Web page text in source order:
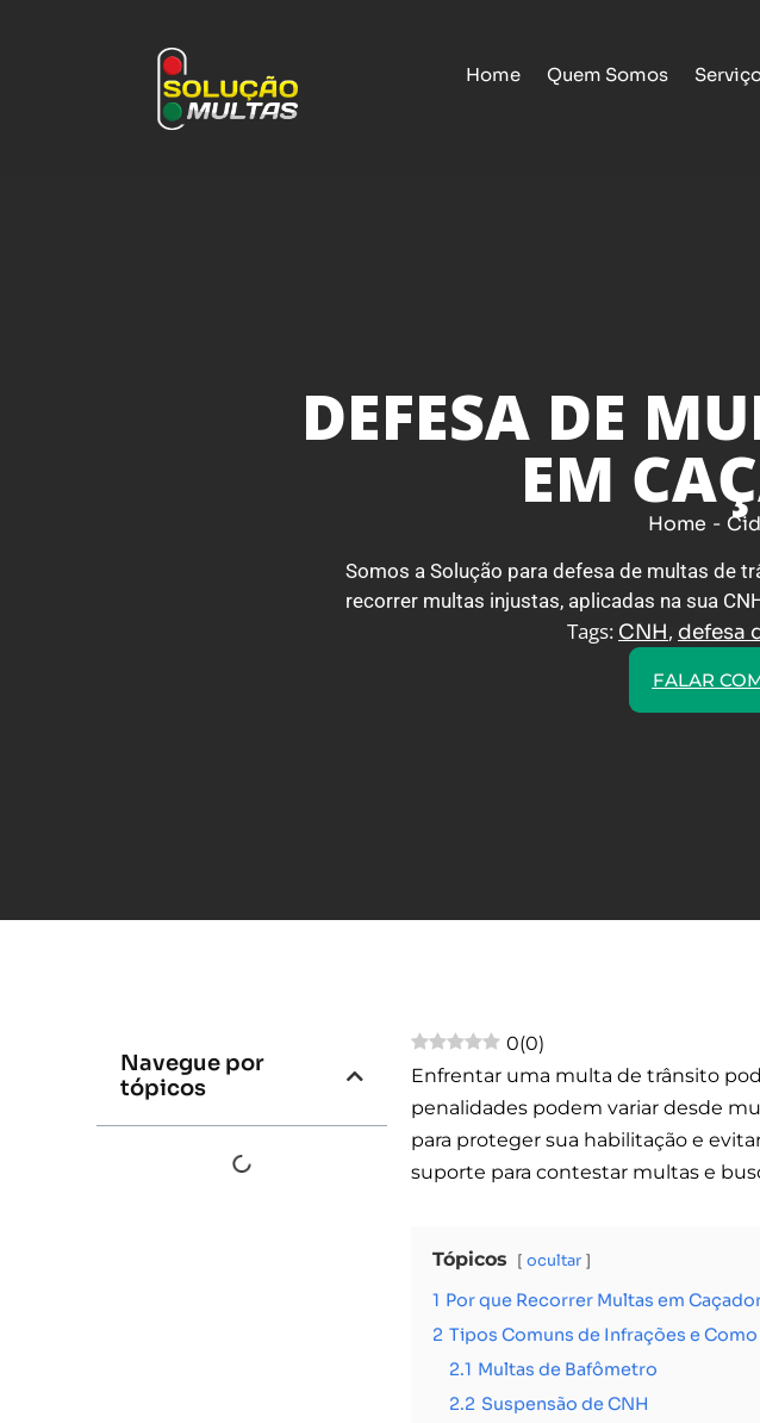
Home Quem Somos
DEFESA DE
EM
Home -
Somos a Solução para defesa de multas de
recorrer multas injustas, aplicadas na sua
Tags: CNH, defesa
FALAR
Navegue por
tópicos
0(0)
Enfrentar uma multa de trânsito
penalidades podem variar desde
para proteger sua habilitação e
suporte para contestar multas e
Tópicos ocultar
1 Por que Recorrer Multas em
2 Tipos Comuns de Infrações e
2.1 Multas de Bafômetro
2.2 Suspensão de CNH